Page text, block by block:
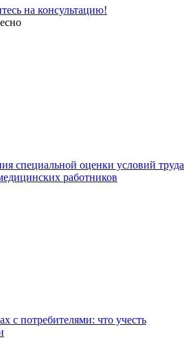
на консультацию!
специальной оценки условий труда
работников
с потребителями: что учесть